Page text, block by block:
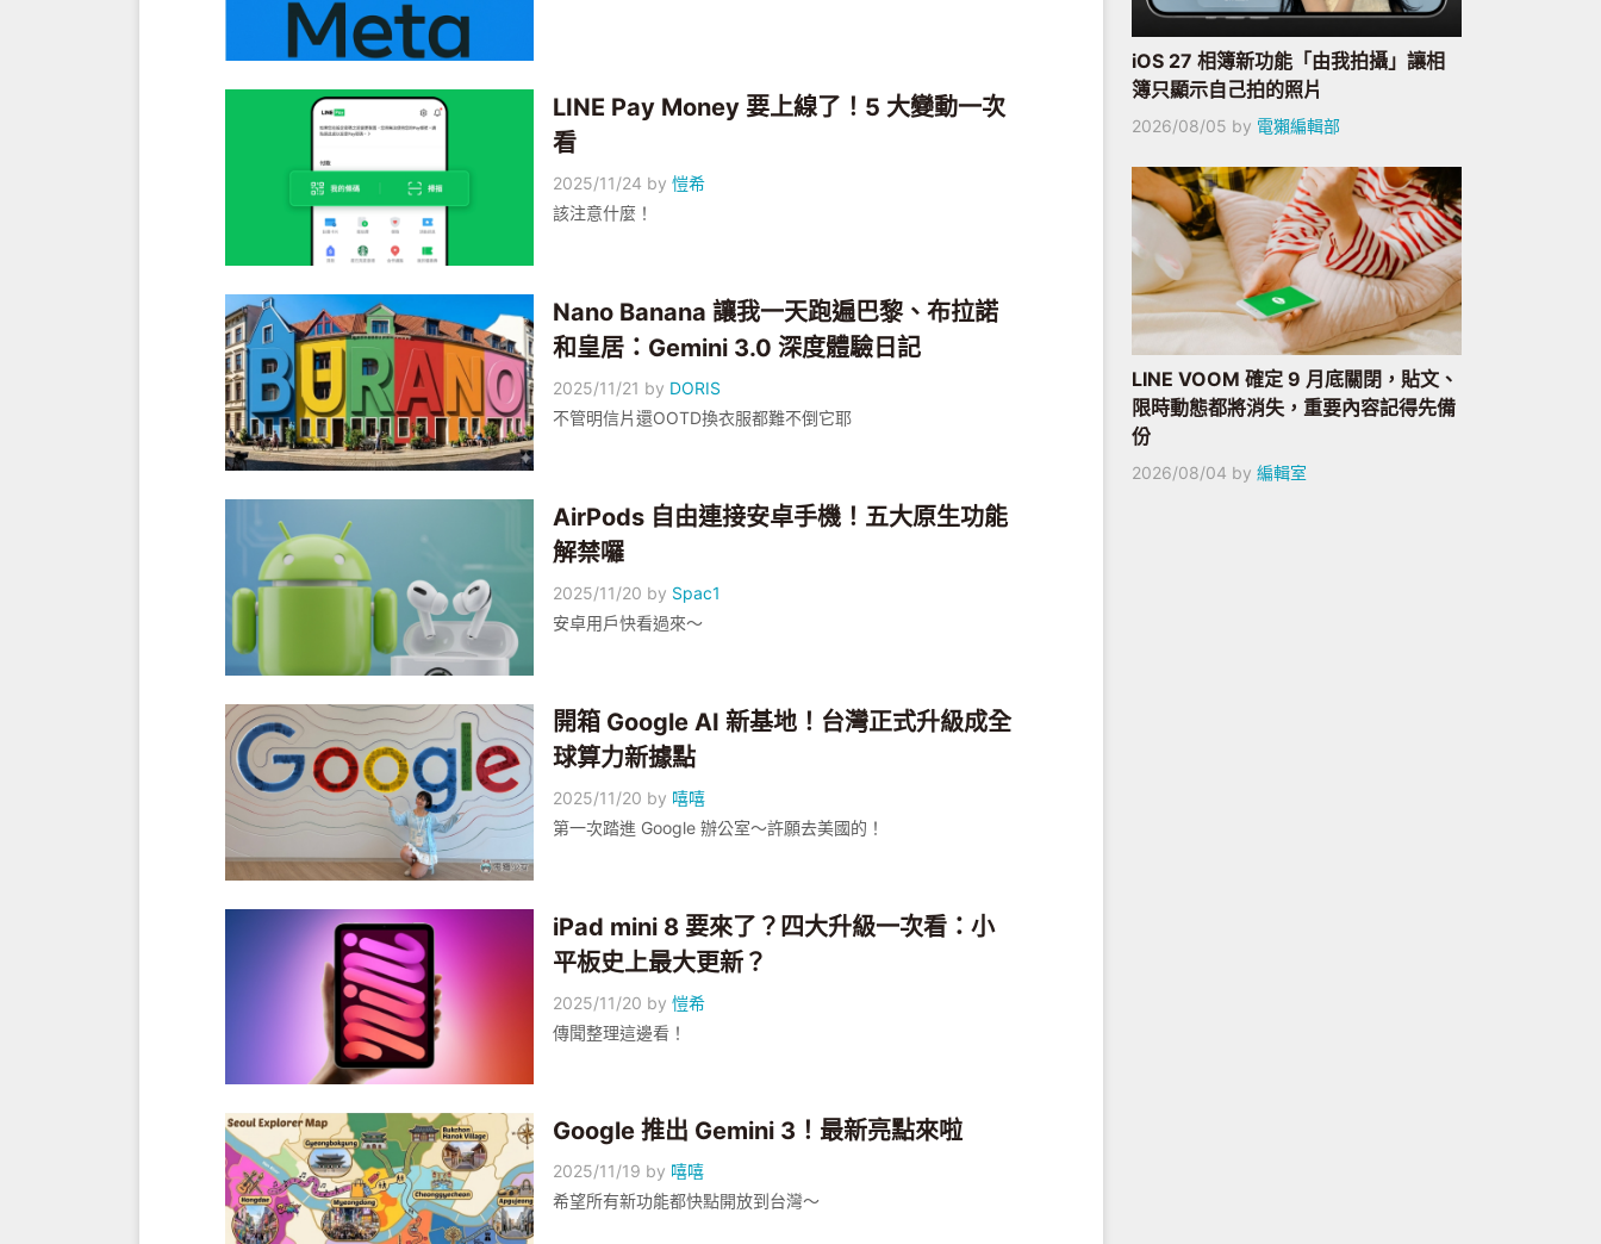
LINE Pay Money 要上線了！5 大變動一次
看
2025/11/24 by愷希
該注意什麼！
Nano Banana 讓我一天跑遍巴黎、布拉諾
和皇居：Gemini 3.0 深度體驗日記
2025/11/21 by DORIS
不管明信片還OOTD換衣服都難不倒它耶
AirPods 自由連接安卓手機！五大原生功能
解禁囉
2025/11/20 by Spac1
安卓用戶快看過來～
開箱 Google AI 新基地！台灣正式升級成全
球算力新據點
2025/11/20 by 嘻嘻
第一次踏進 Google 辦公室～許願去美國的！
iPad mini 8 要來了？四大升級一次看：小
平板史上最大更新？
2025/11/20 by愷希
傳聞整理這邊看！
Google 推出 Gemini 3！最新亮點來啦
2025/11/19 by 嘻嘻
希望所有新功能都快點開放到台灣～
iOS 27 相簿新功能「由我拍攝」讓相
簿只顯示自己拍的照片
2026/08/05 by 電獺編輯部
LINE VOOM 確定 9 月底關閉，貼文、
限時動態都將消失，重要內容記得先備
份
2026/08/04 by 編輯室